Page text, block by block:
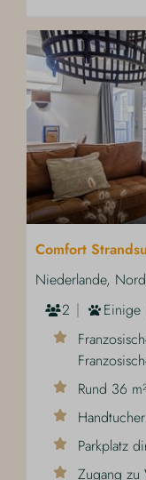
Comfort
Niederlande,
2
Einige
Rund 36
Parkplatz
Zugang zu